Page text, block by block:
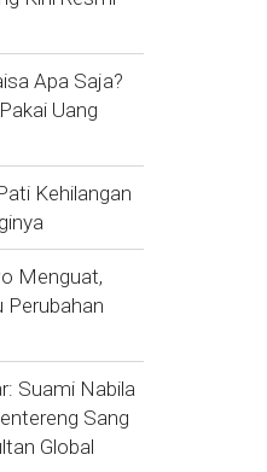
Apa Saja?
Uang
Kehilangan
Menguat,
Perubahan
Suami Nabila
Sang
Global